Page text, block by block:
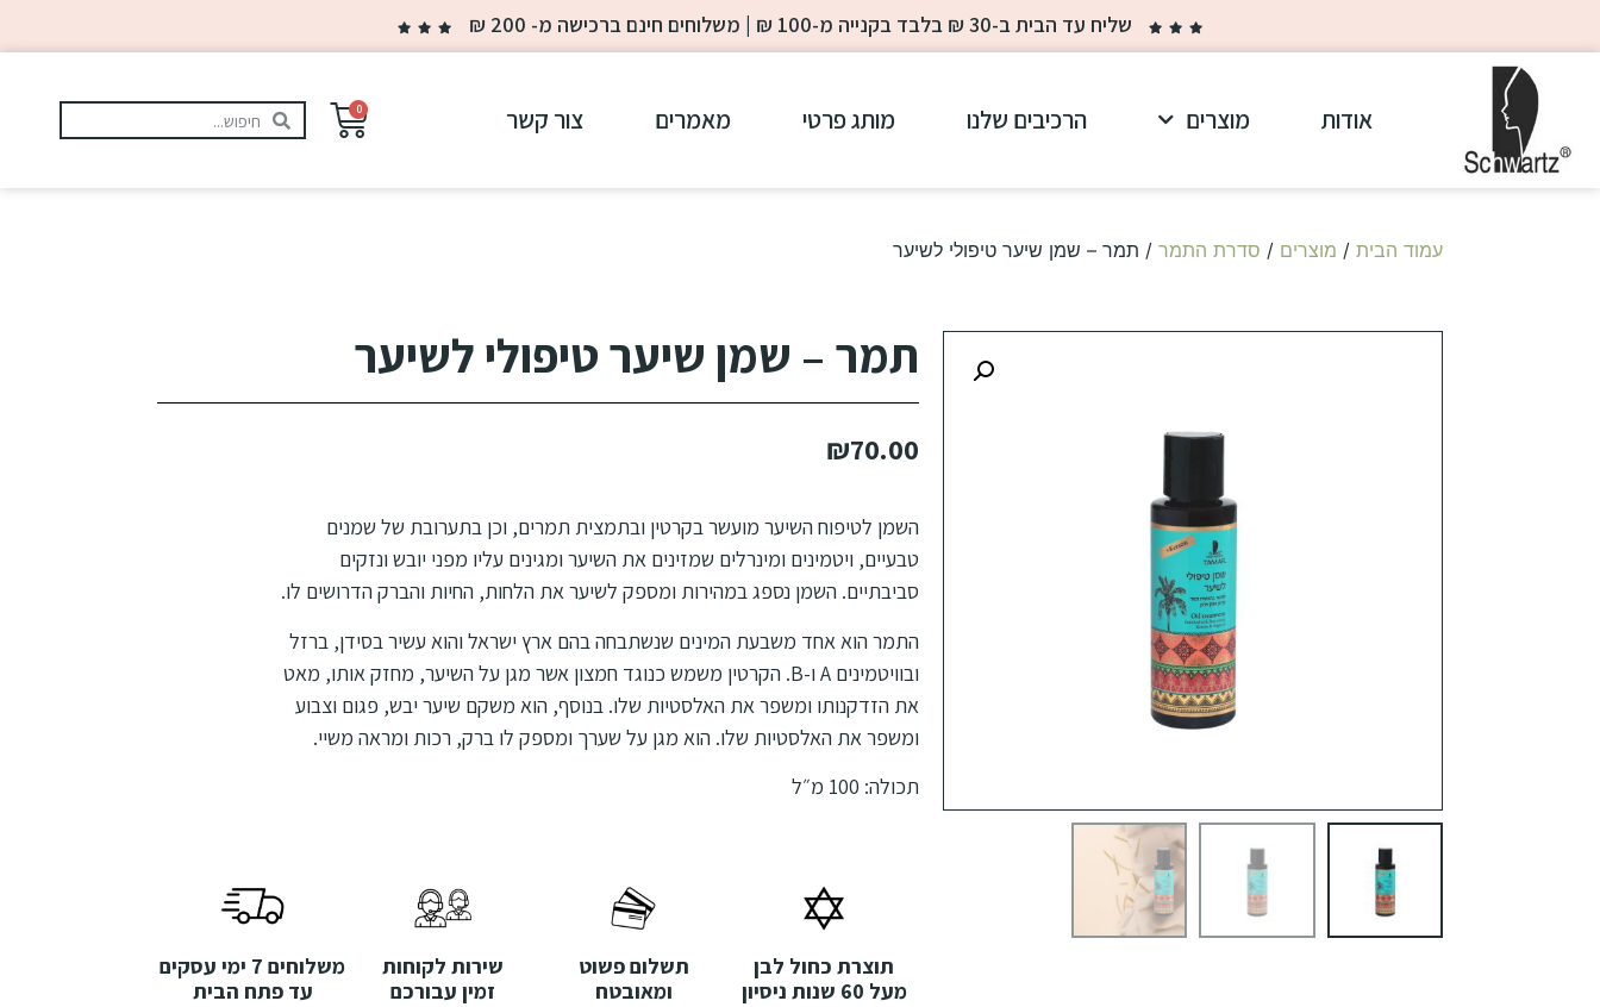
שליח עד הבית ב-30 ₪ בלבד בקנייה מ-100 ₪ | משלוחים חינם ברכישה מ- 200 ₪
אודות מוצרים הרכיבים שלנו מותג פרטי מאמרים צור קשר 0
עמוד הבית / מוצרים / סדרת התמר / תמר – שמן שיער טיפולי לשיער
תמר – שמן שיער טיפולי לשיער
₪70.00
השמן לטיפוח השיער מועשר בקרטין ובתמצית תמרים, וכן בתערובת של שמנים
טבעיים, ויטמינים ומינרלים שמזינים את השיער ומגינים עליו מפני יובש ונזקים
סביבתיים. השמן נספג במהירות ומספק לשיער את הלחות, החיות והברק הדרושים לו.
התמר הוא אחד משבעת המינים שנשתבחה בהם ארץ ישראל והוא עשיר בסידן, ברזל
ובוויטמינים A ו-B. הקרטין משמש כנוגד חמצון אשר מגן על השיער, מחזק אותו, מאט
את הזדקנותו ומשפר את האלסטיות שלו. בנוסף, הוא משקם שיער יבש, פגום וצבוע
ומשפר את האלסטיות שלו. הוא מגן על שערך ומספק לו ברק, רכות ומראה משיי.
תכולה: 100 מ״ל
תוצרת כחול לבן
מעל 60 שנות ניסיון
תשלום פשוט
ומאובטח
שירות לקוחות
זמין עבורכם
משלוחים 7 ימי עסקים
עד פתח הבית